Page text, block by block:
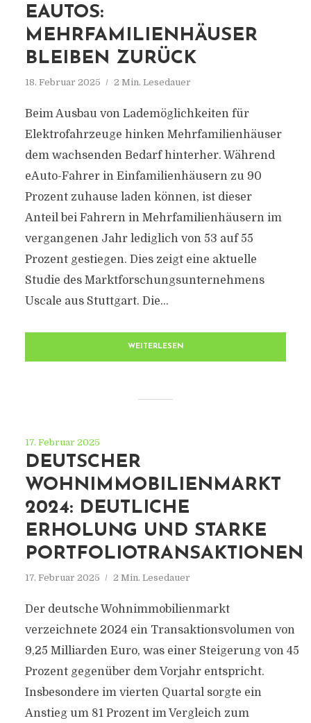
EAUTOS:
MEHRFAMILIENHÄUSER
BLEIBEN ZURÜCK
18. Februar 2025 2 Min. Lesedauer
Beim Ausbau von Lademöglichkeiten für
Elektrofahrzeuge hinken Mehrfamilienhäuser
dem wachsenden Bedarf hinterher. Während
eAuto-Fahrer in Einfamilienhäusern zu 90
Prozent zuhause laden können, ist dieser
Anteil bei Fahrern in Mehrfamilienhäusern im
vergangenen Jahr lediglich von 53 auf 55
Prozent gestiegen. Dies zeigt eine aktuelle
Studie des Marktforschungsunternehmens
Uscale aus Stuttgart. Die...
WEITERLESEN
17. Februar 2025
DEUTSCHER
WOHNIMMOBILIENMARKT
2024: DEUTLICHE
ERHOLUNG UND STARKE
PORTFOLIOTRANSAKTIONEN
17. Februar 2025 2 Min. Lesedauer
Der deutsche Wohnimmobilienmarkt
verzeichnete 2024 ein Transaktionsvolumen von
9,25 Milliarden Euro, was einer Steigerung von 45
Prozent gegenüber dem Vorjahr entspricht.
Insbesondere im vierten Quartal sorgte ein
Anstieg um 81 Prozent im Vergleich zum